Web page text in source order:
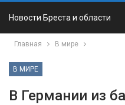
Новости Бреста и области
Главная В мире
В МИРЕ
В Германии из